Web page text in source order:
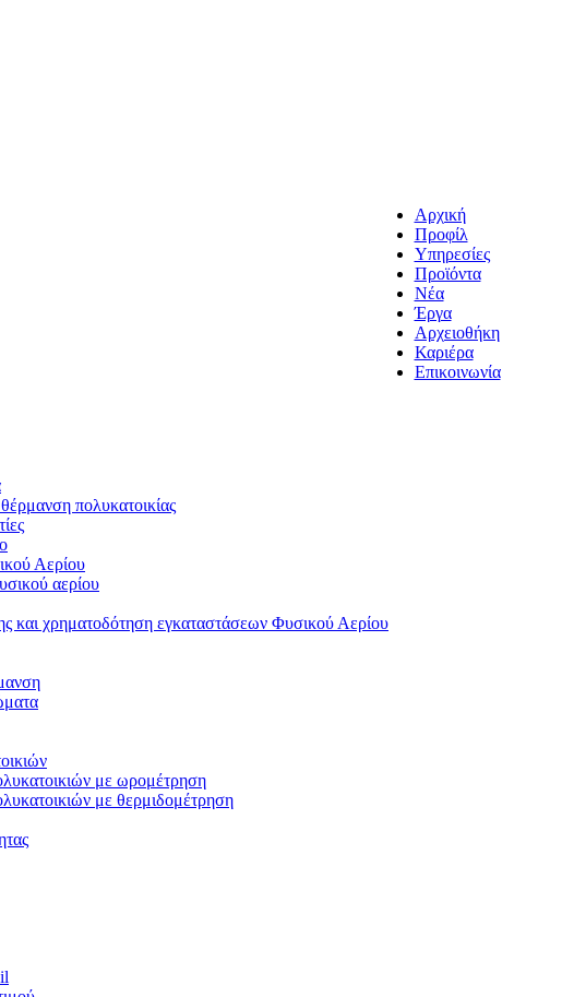
Αρχική
Προφίλ
Υπηρεσίες
Προϊόντα
Νέα
Έργα
Αρχειοθήκη
Καριέρα
Επικοινωνία
πολυκατοικίας
Αερίου
αερίου
και χρηματοδότηση εγκαταστάσεων Φυσικού Αερίου
με ωρομέτρηση
με θερμιδομέτρηση